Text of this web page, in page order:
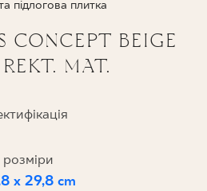
КУПИТИ
НАС
ПРОФІЛЬ
підлогова плитка
CONCEPT BEIGE
MAT.
розміри
x 29,8 cm